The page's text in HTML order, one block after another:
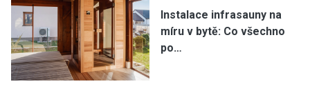
Instalace infrasauny na
míru v bytě: Co všechno
po…